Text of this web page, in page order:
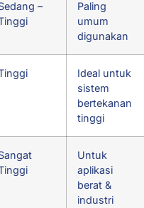
–
Paling
umum
digunakan
Ideal untuk
sistem
bertekanan
tinggi
Untuk
aplikasi
berat &
industri